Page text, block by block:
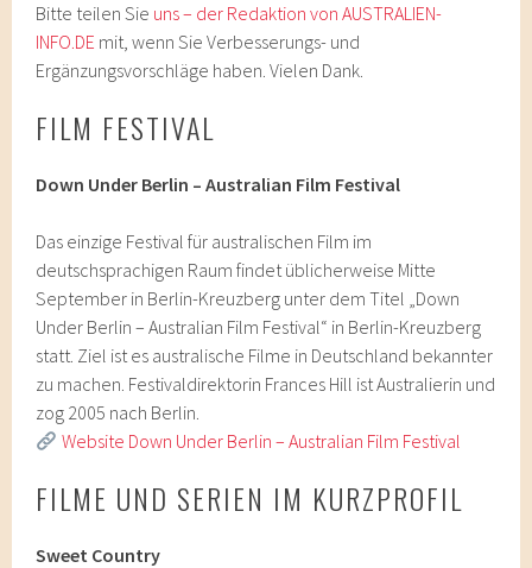
Bitte teilen Sie uns – der Redaktion von AUSTRALIEN-
INFO.DE mit, wenn Sie Verbesserungs- und
Ergänzungsvorschläge haben. Vielen Dank.
FILM FESTIVAL
Down Under Berlin – Australian Film Festival
Das einzige Festival für australischen Film im
deutschsprachigen Raum findet üblicherweise Mitte
September in Berlin-Kreuzberg unter dem Titel „Down
Under Berlin – Australian Film Festival“ in Berlin-Kreuzberg
statt. Ziel ist es australische Filme in Deutschland bekannter
zu machen. Festivaldirektorin Frances Hill ist Australierin und
zog 2005 nach Berlin.
Website Down Under Berlin – Australian Film Festival
FILME UND SERIEN IM KURZPROFIL
Sweet Country